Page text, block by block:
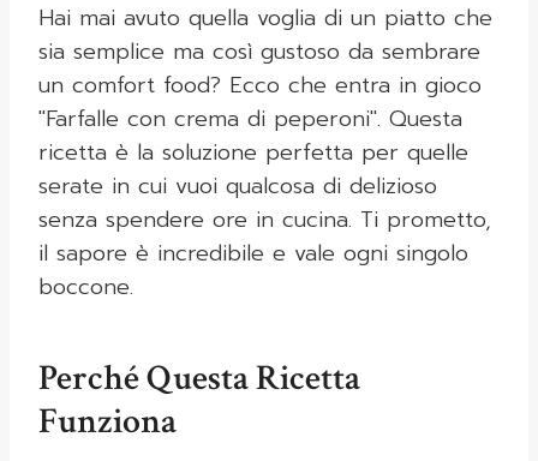
Hai mai avuto quella voglia di un piatto che
sia semplice ma così gustoso da sembrare
un comfort food? Ecco che entra in gioco
"Farfalle con crema di peperoni". Questa
ricetta è la soluzione perfetta per quelle
serate in cui vuoi qualcosa di delizioso
senza spendere ore in cucina. Ti prometto,
il sapore è incredibile e vale ogni singolo
boccone.
Perché Questa Ricetta
Funziona